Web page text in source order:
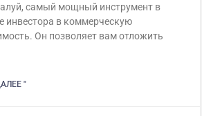
самый мощный инструмент в
инвестора в коммерческую
Он позволяет вам отложить
"